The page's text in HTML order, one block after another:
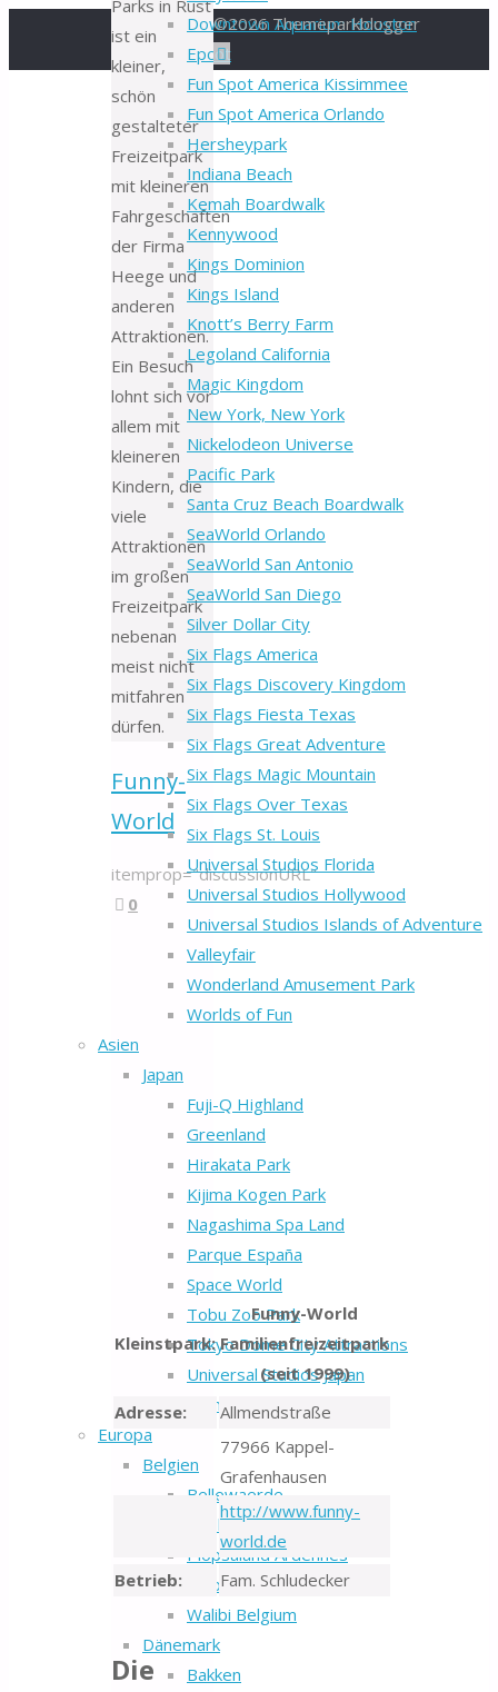
Downtown Aquarium Houston
Epcot
Fun Spot America Kissimmee
Fun Spot America Orlando
Hersheypark
Indiana Beach
Kemah Boardwalk
Kennywood
Kings Dominion
Kings Island
Knott’s Berry Farm
Legoland California
Magic Kingdom
New York, New York
Nickelodeon Universe
Pacific Park
Santa Cruz Beach Boardwalk
SeaWorld Orlando
SeaWorld San Antonio
SeaWorld San Diego
Silver Dollar City
Six Flags America
Six Flags Discovery Kingdom
Six Flags Fiesta Texas
Six Flags Great Adventure
Six Flags Magic Mountain
Six Flags Over Texas
Six Flags St. Louis
Universal Studios Florida
Universal Studios Hollywood
Universal Studios Islands of Adventure
Valleyfair
Wonderland Amusement Park
Worlds of Fun
Asien
Japan
Fuji-Q Highland
Greenland
Hirakata Park
Kijima Kogen Park
Nagashima Spa Land
Parque España
Space World
Tobu Zoo Park
Tokyo Dome City Attractions
Universal Studios Japan
Yomiuriland
Europa
Belgien
Bellewaerde
Bobbejaanland
Plopsaland Ardennes
Plopsaland Belgium
Walibi Belgium
Dänemark
Bakken
Parks in Rust
ist ein
kleiner,
schön
gestalteter
Freizeitpark
mit kleineren
Fahrgeschäften
der Firma
Heege und
anderen
Attraktionen.
Ein Besuch
lohnt sich vor
allem mit
kleineren
Kindern, die
viele
Attraktionen
im großen
Freizeitpark
nebenan
meist nicht
mitfahren
dürfen.
Funny-
World
itemprop="discussionURL"
0
Kleinstpark:
Funny-World
Familienfreizeitpark
(seit 1999)
Adresse:
Allmendstraße
77966 Kappel-
Grafenhausen
http://www.funny-
world.de
Betrieb:
Fam. Schludecker
Die
©2026 Themeparkblogger
Back
to
Top